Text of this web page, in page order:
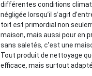
différentes conditions
négligée lorsqu’il s’agit
toit est primordial non
maison, mais aussi pour en
sans saletés, c’est une
Tout produit de nettoyage
efficace, mais surtout